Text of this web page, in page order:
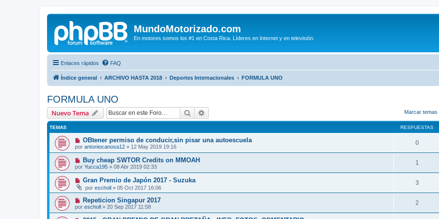
MundoMotorizado.com
En motores somos los #1 en Costa Rica. Líderes en Internet y en televisión.
Enlaces rápidos FAQ
Índice general ARCHIVO HASTA 2018 Deportes Internacionales FORMULA UNO
FORMULA UNO
Nuevo Tema Buscar Marcar temas
TEMAS RESPUESTAS
OBtener permiso de conducir,sin pisar una autoescuela
por antoniocanosa12 » 12 May 2019 19:16
0
Buy cheap SWTOR Credits on MMOAH
por Yucca195 » 08 Abr 2019 02:33
1
Gran Premio de Japón 2017 - Suzuka
por escholl » 05 Oct 2017 16:06
3
Repeticion Singapur 2017
por escholl » 20 Sep 2017 11:58
2